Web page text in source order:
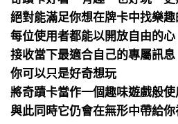
絕對能滿足你想在牌卡中找樂
每位使用者都能以開放自由的心
接收當下最適合自己的專屬訊息
你可以只是好奇想玩
將奇蹟卡當作一個趣味遊戲般使
與此同時它仍會在無形中帶給你